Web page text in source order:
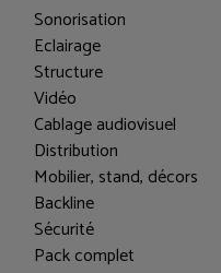
Sonorisation
Eclairage
Structure
Vidéo
Cablage audiovisuel
Distribution
Mobilier, stand, décors
Backline
Sécurité
Pack complet